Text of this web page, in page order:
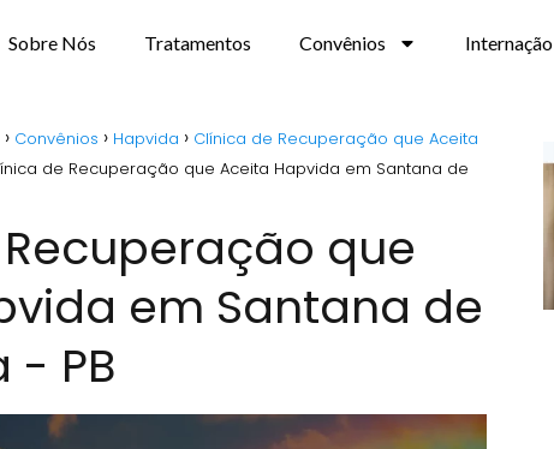
Sobre Nós Tratamentos Convênios Internação
Convênios Hapvida
Clínica de Recuperação que Aceita
de Recuperação que Aceita Hapvida em Santana de
que
em Santana de
- PB